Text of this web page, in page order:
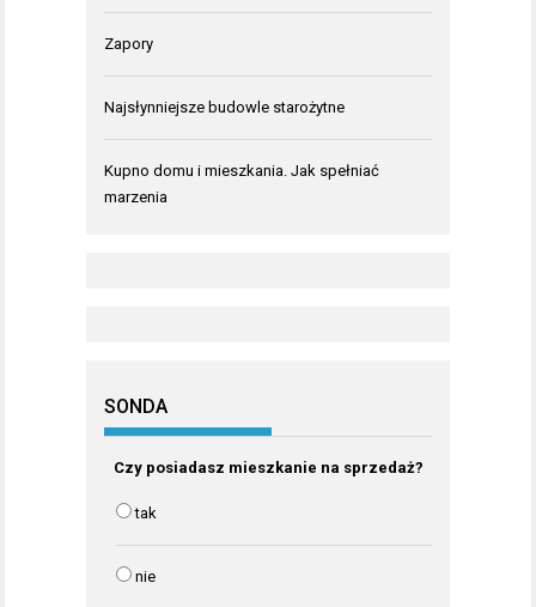
Zapory
Najsłynniejsze budowle starożytne
Kupno domu i mieszkania. Jak spełniać
marzenia
SONDA
Czy posiadasz mieszkanie na sprzedaż?
tak
nie